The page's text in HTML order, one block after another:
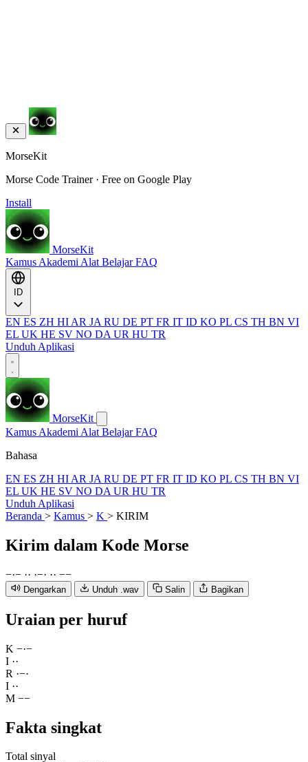
MorseKit
Morse Code Trainer · Free on Google Play
Install
MorseKit
Kamus Akademi Alat BelajarFAQ
EN ES ZH HI AR JA RU DE PT FR IT ID KO PL CS TH BN VI
EL UK HE SV NO DA UR HU TR
Unduh Aplikasi
MorseKit
Kamus Akademi Alat BelajarFAQ
Bahasa
EN ES ZH HI AR JA RU DE PT FR IT ID KO PL CS TH BN VI
EL UK HE SV NO DA UR HU TR
Unduh Aplikasi
Beranda > Kamus > K > KIRIM
Kirim dalam Kode Morse
−·− ·· ·−· ·· −−
Dengarkan Unduh .wav Salin Bagikan
Uraian per huruf
K −·−
I ··
R ·−·
I ··
M −−
Fakta singkat
Total sinyal